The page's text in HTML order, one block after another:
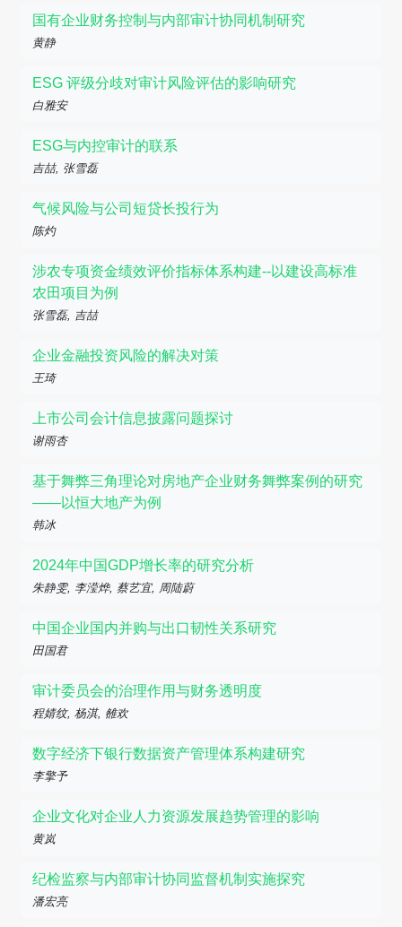
国有企业财务控制与内部审计协同机制研究
黄静
ESG 评级分歧对审计风险评估的影响研究
白雅安
ESG与内控审计的联系
吉喆, 张雪磊
气候风险与公司短贷长投行为
陈灼
涉农专项资金绩效评价指标体系构建--以建设高标准
农田项目为例
张雪磊, 吉喆
企业金融投资风险的解决对策
王琦
上市公司会计信息披露问题探讨
谢雨杏
基于舞弊三角理论对房地产企业财务舞弊案例的研究
——以恒大地产为例
韩冰
2024年中国GDP增长率的研究分析
朱静雯, 李滢烨, 蔡艺宜, 周陆蔚
中国企业国内并购与出口韧性关系研究
田国君
审计委员会的治理作用与财务透明度
程婧纹, 杨淇, 雒欢
数字经济下银行数据资产管理体系构建研究
李擎予
企业文化对企业人力资源发展趋势管理的影响
黄岚
纪检监察与内部审计协同监督机制实施探究
潘宏亮